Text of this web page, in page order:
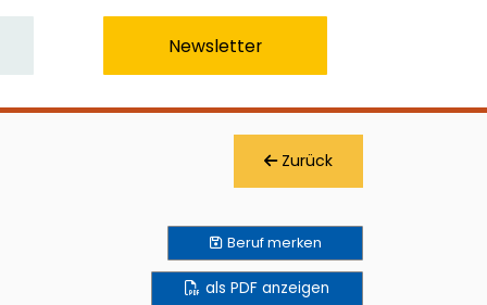
Newsletter
Zurück
Berufmerken
als PDF anzeigen